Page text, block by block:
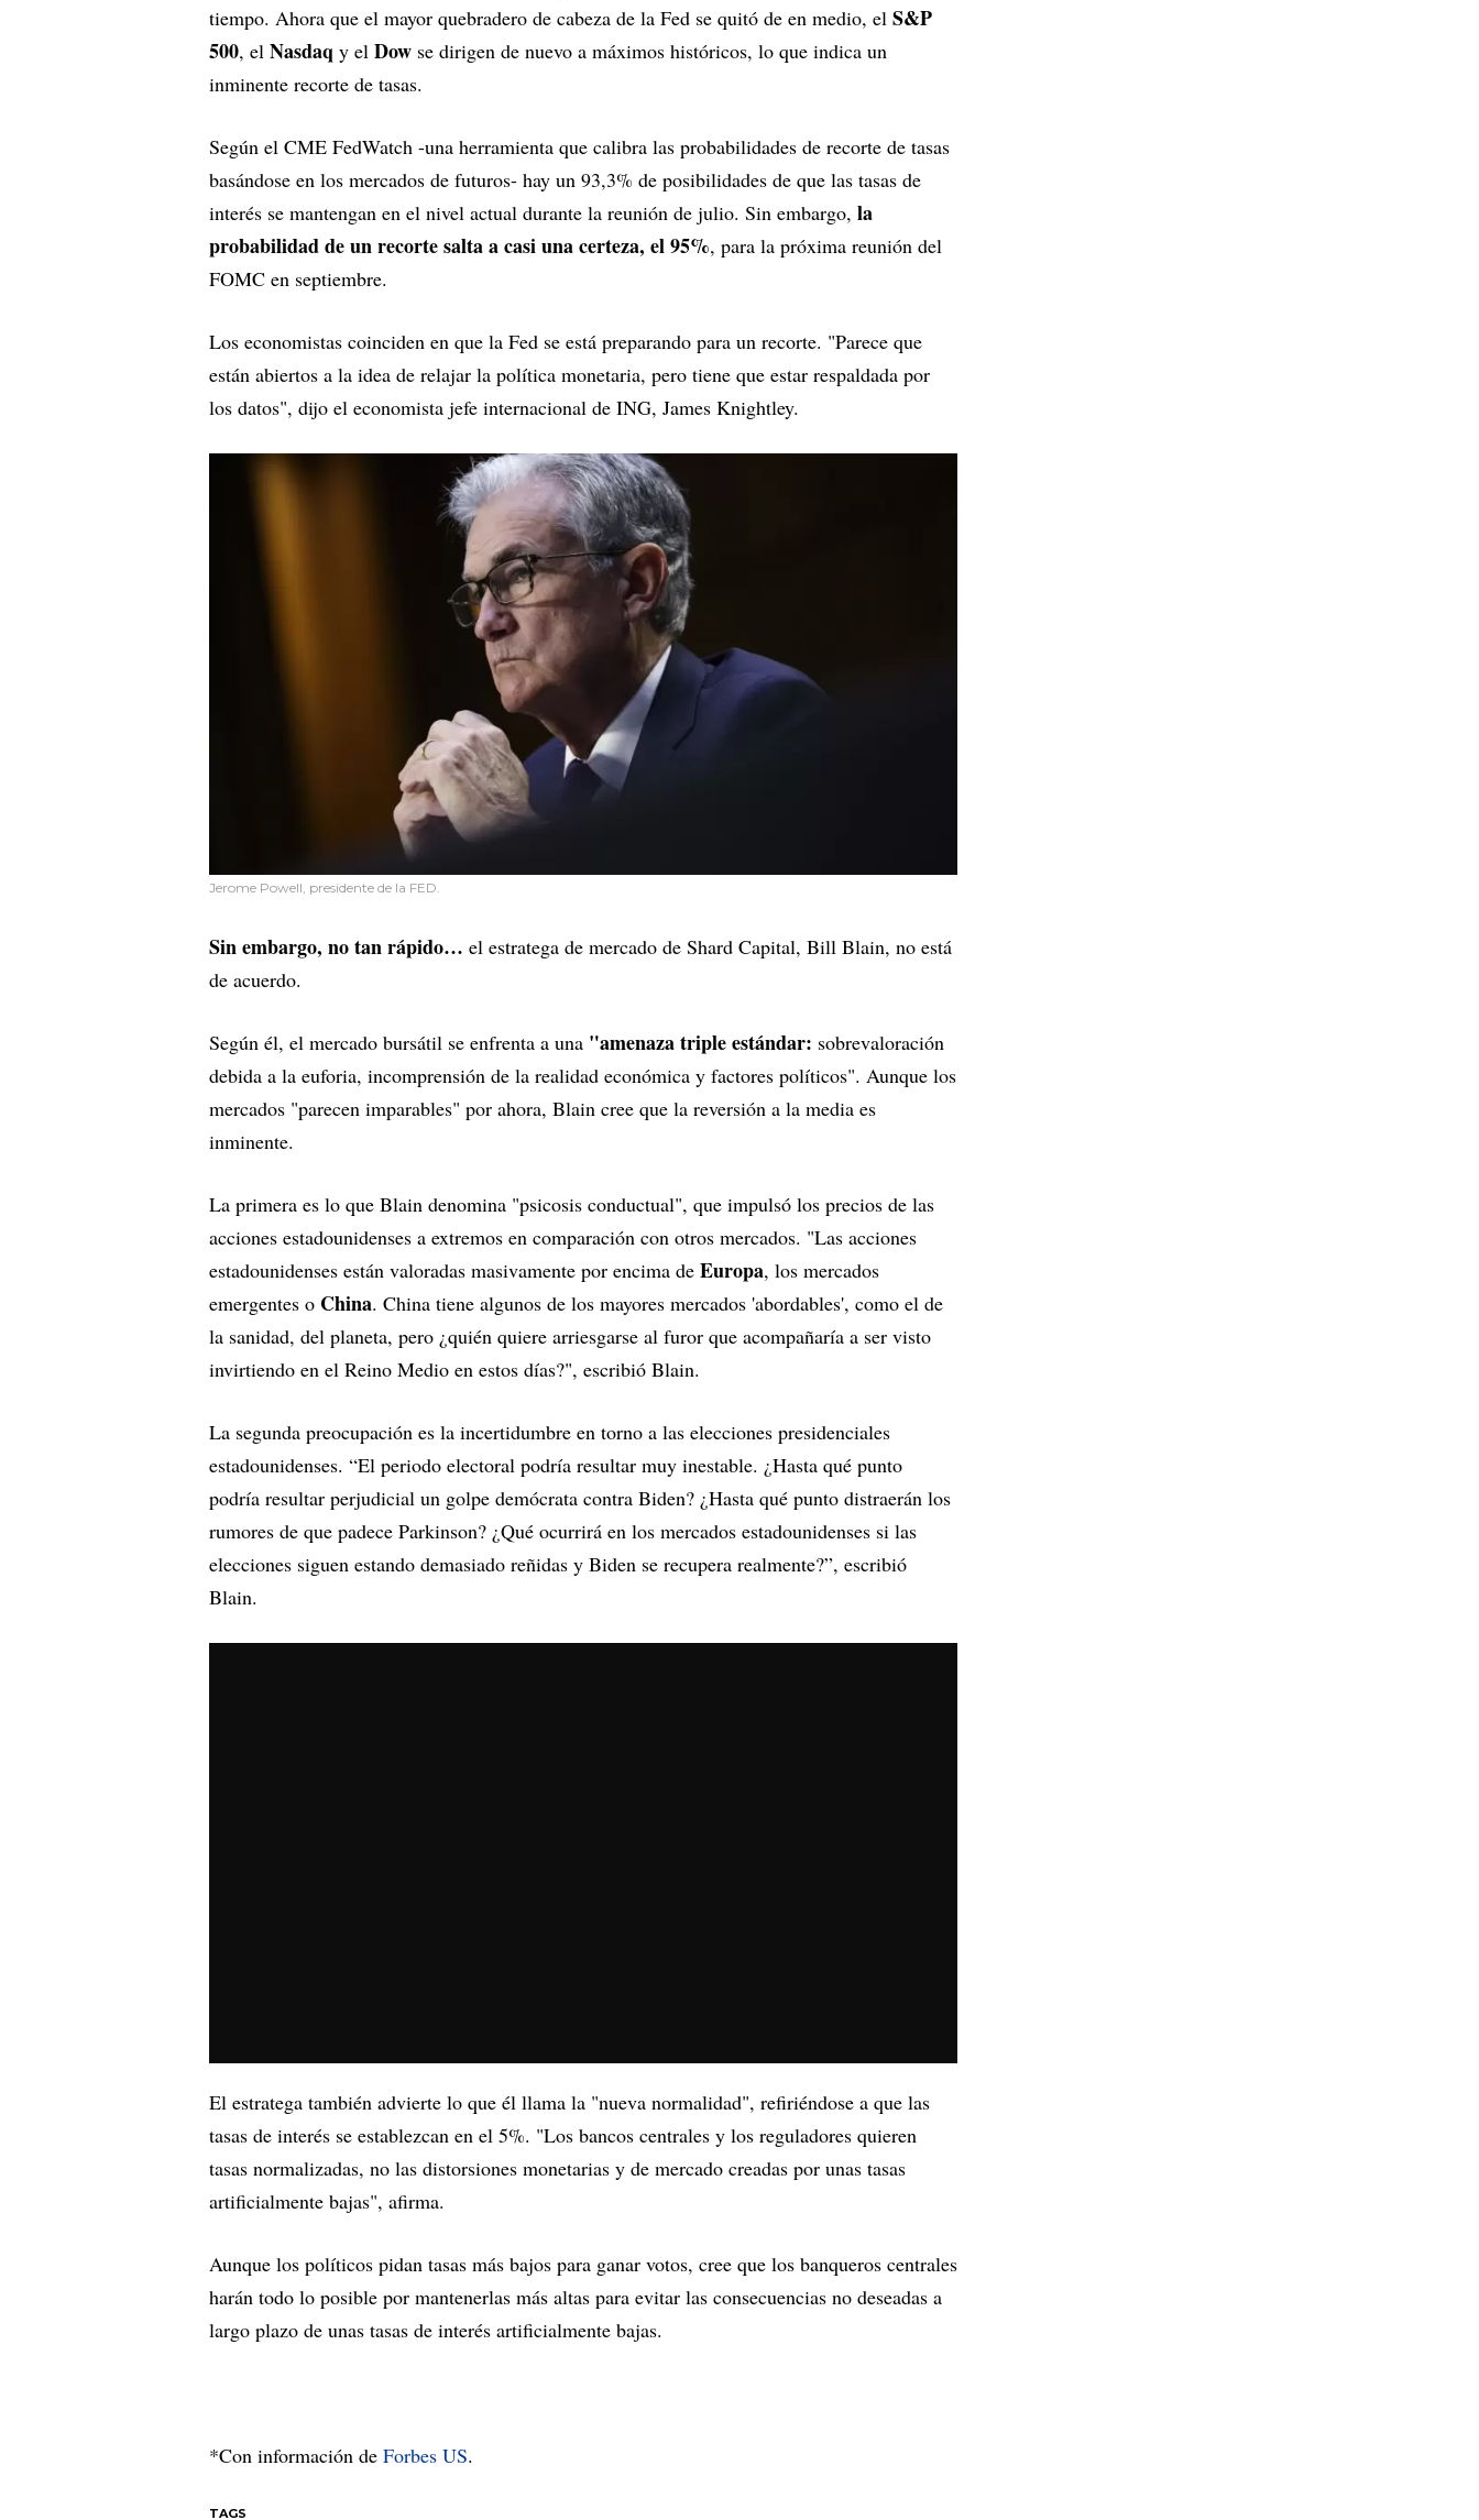
tiempo. Ahora que el mayor quebradero de cabeza de la Fed se quitó de en medio, el S&P
500, el Nasdaq y el Dow se dirigen de nuevo a máximos históricos, lo que indica un
inminente recorte de tasas.
Según el CME FedWatch -una herramienta que calibra las probabilidades de recorte de tasas
basándose en los mercados de futuros- hay un 93,3% de posibilidades de que las tasas de
interés se mantengan en el nivel actual durante la reunión de julio. Sin embargo, la
probabilidad de un recorte salta a casi una certeza, el 95%, para la próxima reunión del
FOMC en septiembre.
Los economistas coinciden en que la Fed se está preparando para un recorte. "Parece que
están abiertos a la idea de relajar la política monetaria, pero tiene que estar respaldada por
los datos", dijo el economista jefe internacional de ING, James Knightley.
Jerome Powell, presidente de la FED.
Sin embargo, no tan rápido… el estratega de mercado de Shard Capital, Bill Blain, no está
de acuerdo.
Según él, el mercado bursátil se enfrenta a una "amenaza triple estándar: sobrevaloración
debida a la euforia, incomprensión de la realidad económica y factores políticos". Aunque los
mercados "parecen imparables" por ahora, Blain cree que la reversión a la media es
inminente.
La primera es lo que Blain denomina "psicosis conductual", que impulsó los precios de las
acciones estadounidenses a extremos en comparación con otros mercados. "Las acciones
estadounidenses están valoradas masivamente por encima de Europa, los mercados
emergentes o China. China tiene algunos de los mayores mercados 'abordables', como el de
la sanidad, del planeta, pero ¿quién quiere arriesgarse al furor que acompañaría a ser visto
invirtiendo en el Reino Medio en estos días?", escribió Blain.
La segunda preocupación es la incertidumbre en torno a las elecciones presidenciales
estadounidenses. “El periodo electoral podría resultar muy inestable. ¿Hasta qué punto
podría resultar perjudicial un golpe demócrata contra Biden? ¿Hasta qué punto distraerán los
rumores de que padece Parkinson? ¿Qué ocurrirá en los mercados estadounidenses si las
elecciones siguen estando demasiado reñidas y Biden se recupera realmente?”, escribió
Blain.
El estratega también advierte lo que él llama la "nueva normalidad", refiriéndose a que las
tasas de interés se establezcan en el 5%. "Los bancos centrales y los reguladores quieren
tasas normalizadas, no las distorsiones monetarias y de mercado creadas por unas tasas
artificialmente bajas", afirma.
Aunque los políticos pidan tasas más bajos para ganar votos, cree que los banqueros centrales
harán todo lo posible por mantenerlas más altas para evitar las consecuencias no deseadas a
largo plazo de unas tasas de interés artificialmente bajas.
*Con información de Forbes US.
TAGS